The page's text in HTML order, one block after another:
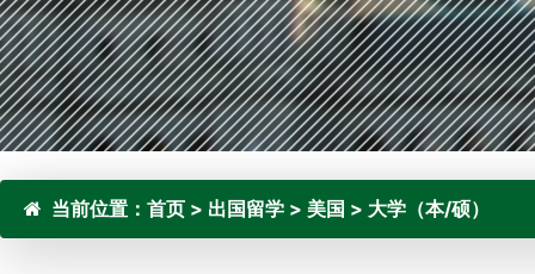
当前位置： 首页 > 出国留学 > 美国 > 大学（本/硕）